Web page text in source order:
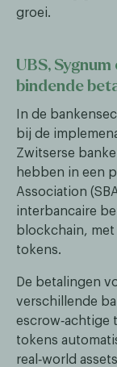
groei.
UBS,
bindende
In de
bij de
Zwitserse
hebben in een
Association
interbancaire
blockchain,
tokens.
De betalingen
verschillende
escrow‑achtige
tokens
real‑world